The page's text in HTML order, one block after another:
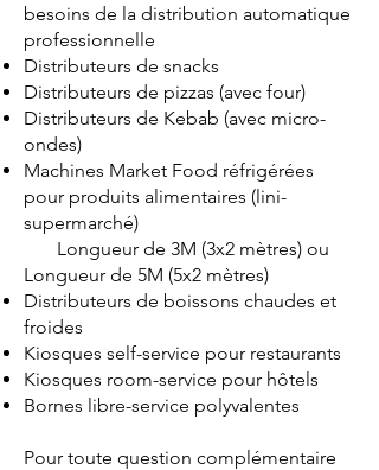
besoins de la distribution automatique
professionnelle
Distributeurs de snacks
Distributeurs de pizzas (avec four)
Distributeurs de Kebab (avec micro-
ondes)
Machines Market Food réfrigérées
pour produits alimentaires (lini-
supermarché)
Longueur de 3M (3x2 mètres) ou
Longueur de 5M (5x2 mètres)
Distributeurs de boissons chaudes et
froides
Kiosques self-service pour restaurants
Kiosques room-service pour hôtels
Bornes libre-service polyvalentes
Pour toute question complémentaire